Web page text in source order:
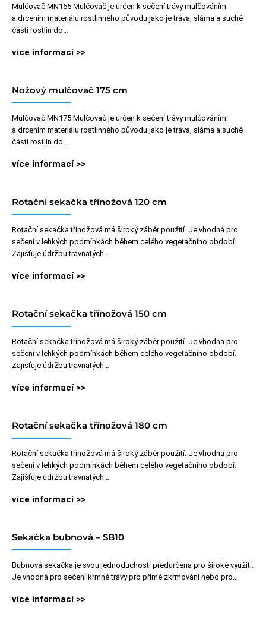
Mulčovač MN165 Mulčovač je určen k sečení trávy mulčováním
a drcením materiálu rostlinného původu jako je tráva, sláma a suché
části rostlin do…
více informací >>
Nožový mulčovač 175 cm
Mulčovač MN175 Mulčovač je určen k sečení trávy mulčováním
a drcením materiálu rostlinného původu jako je tráva, sláma a suché
části rostlin do…
více informací >>
Rotační sekačka třínožová 120 cm
Rotační sekačka třínožová má široký záběr použití. Je vhodná pro
sečení v lehkých podmínkách během celého vegetačního období.
Zajišťuje údržbu travnatých…
více informací >>
Rotační sekačka třínožová 150 cm
Rotační sekačka třínožová má široký záběr použití. Je vhodná pro
sečení v lehkých podmínkách během celého vegetačního období.
Zajišťuje údržbu travnatých…
více informací >>
Rotační sekačka třínožová 180 cm
Rotační sekačka třínožová má široký záběr použití. Je vhodná pro
sečení v lehkých podmínkách během celého vegetačního období.
Zajišťuje údržbu travnatých…
více informací >>
Sekačka bubnová – SB10
Bubnová sekačka je svou jednoduchostí předurčena pro široké využití.
Je vhodná pro sečení krmné trávy pro přímé zkrmování nebo pro…
více informací >>